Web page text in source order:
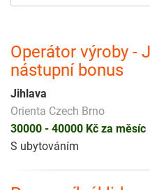
Operátor výroby -
nástupní bonus
Jihlava
Orienta Czech Brno
30000 - 40000 Kč za měsíc
S ubytováním